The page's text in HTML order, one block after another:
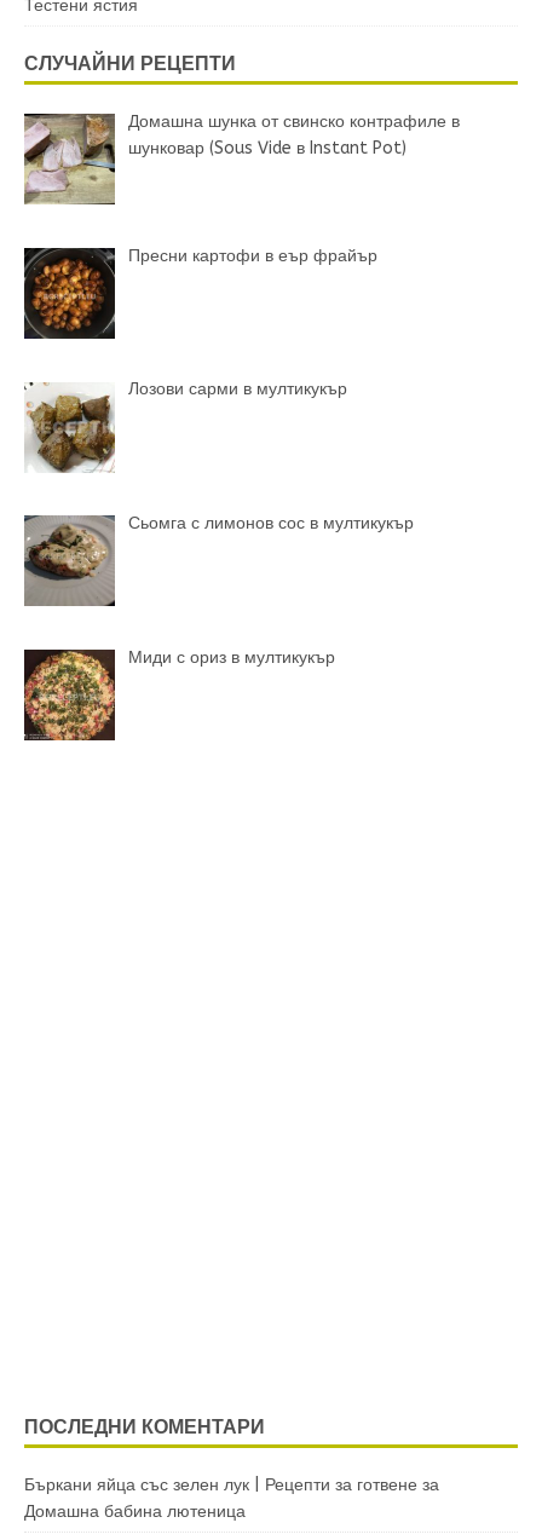
Тестени ястия
СЛУЧАЙНИ РЕЦЕПТИ
Домашна шунка от свинско контрафиле в
шунковар (Sous Vide в Instant Pot)
Пресни картофи в еър фрайър
Лозови сарми в мултикукър
Сьомга с лимонов сос в мултикукър
Миди с ориз в мултикукър
ПОСЛЕДНИ КОМЕНТАРИ
Бъркани яйца със зелен лук | Рецепти за готвене за
Домашна бабина лютеница